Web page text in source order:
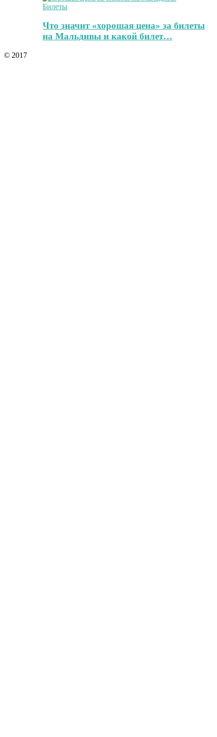
Билеты
Что значит «хорошая цена» за билеты
на Мальдивы и какой билет…
© 2017